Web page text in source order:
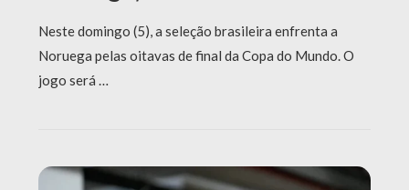
Neste domingo (5), a seleção brasileira enfrenta a
Noruega pelas oitavas de final da Copa do Mundo. O
jogo será …